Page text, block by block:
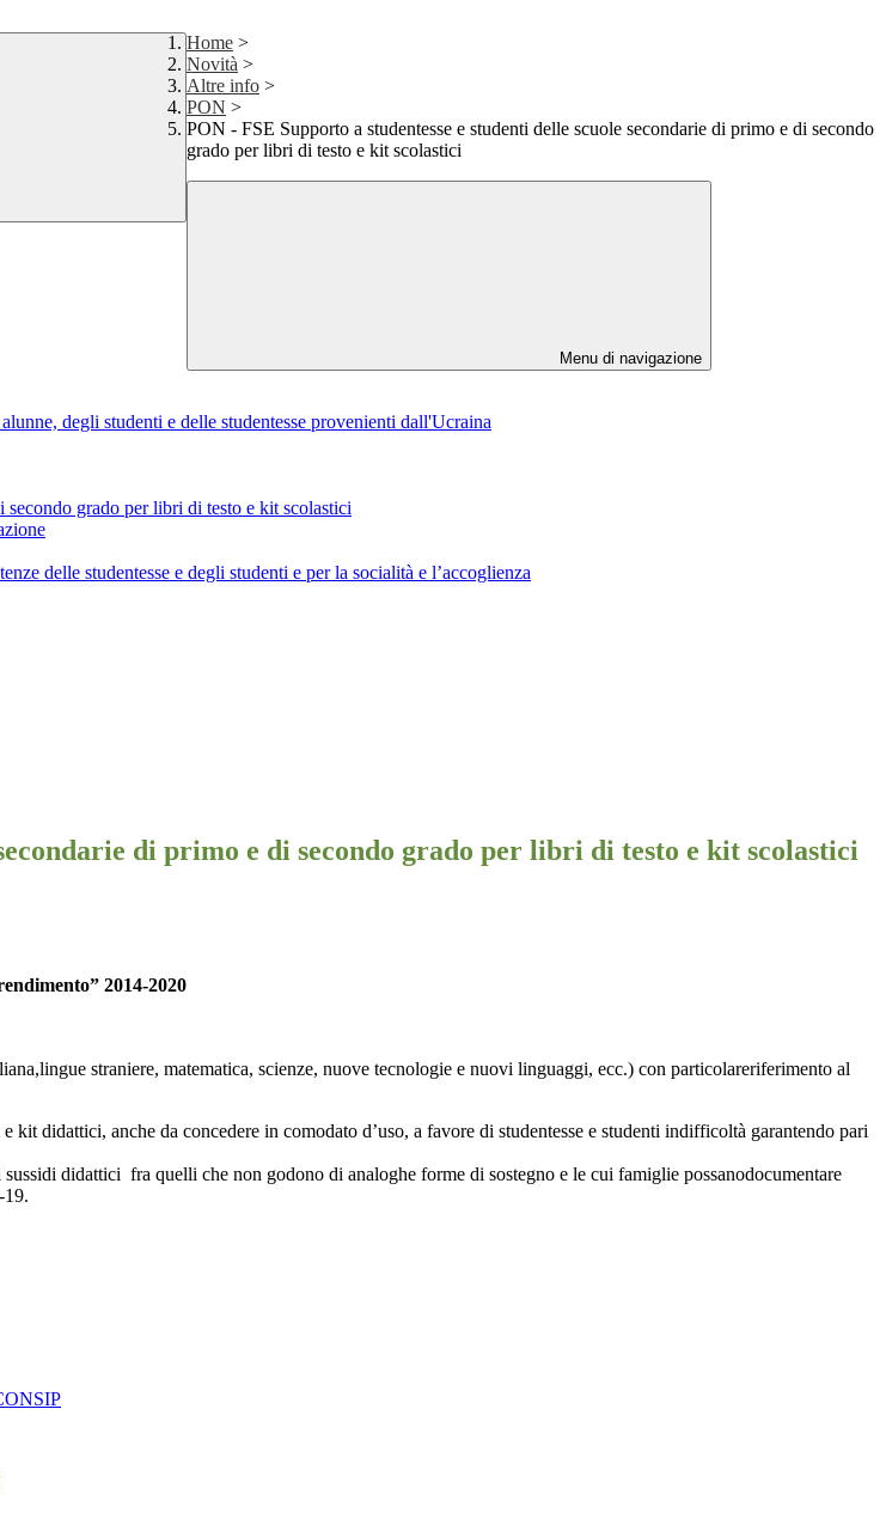
Home >
Novità >
Altre info >
PON >
PON - FSE Supporto a studentesse e studenti delle scuole secondarie di primo e di secondo
grado per libri di testo e kit scolastici
Menu di navigazione
degli studenti e delle studentesse provenienti dall'Ucraina
grado per libri di testo e kit scolastici
delle studentesse e degli studenti e per la socialità e l’accoglienza
di primo e di secondo grado per libri di testo e kit scolastici
2014-2020
straniere, matematica, scienze, nuove tecnologie e nuovi linguaggi, ecc.) con particolareriferimento al
didattici, anche da concedere in comodato d’uso, a favore di studentesse e studenti indifficoltà garantendo pari
didattici fra quelli che non godono di analoghe forme di sostegno e le cui famiglie possanodocumentare
19.